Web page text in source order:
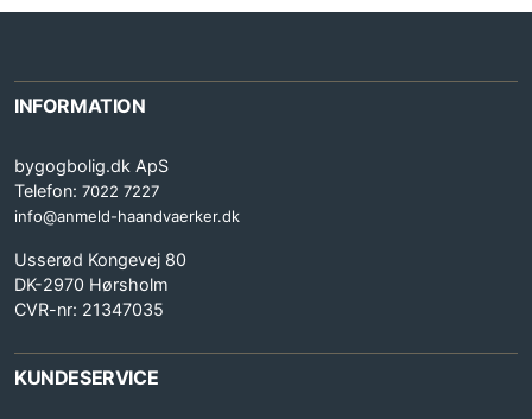
INFORMATION
bygogbolig.dk ApS
Telefon: 7022 7227
info@anmeld-haandvaerker.dk
Usserød Kongevej 80
DK-2970 Hørsholm
CVR-nr: 21347035
KUNDESERVICE